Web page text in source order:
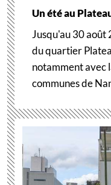
Un été au
Jusqu'au 30 août
du quartier
notamment avec
communes de